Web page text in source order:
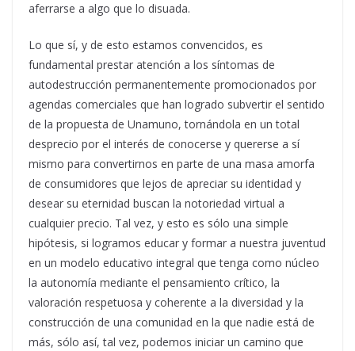
aferrarse a algo que lo disuada.
Lo que sí, y de esto estamos convencidos, es
fundamental prestar atención a los síntomas de
autodestrucción permanentemente promocionados por
agendas comerciales que han logrado subvertir el sentido
de la propuesta de Unamuno, tornándola en un total
desprecio por el interés de conocerse y quererse a sí
mismo para convertirnos en parte de una masa amorfa
de consumidores que lejos de apreciar su identidad y
desear su eternidad buscan la notoriedad virtual a
cualquier precio. Tal vez, y esto es sólo una simple
hipótesis, si logramos educar y formar a nuestra juventud
en un modelo educativo integral que tenga como núcleo
la autonomía mediante el pensamiento crítico, la
valoración respetuosa y coherente a la diversidad y la
construcción de una comunidad en la que nadie está de
más, sólo así, tal vez, podemos iniciar un camino que